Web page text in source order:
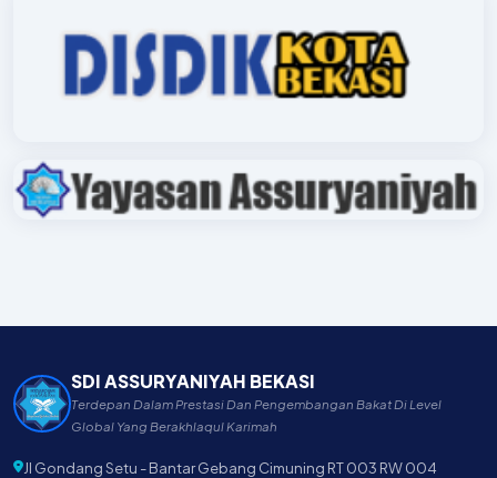
SDI ASSURYANIYAH BEKASI
Terdepan Dalam Prestasi Dan Pengembangan Bakat Di Level
Global Yang Berakhlaqul Karimah
Jl Gondang Setu - Bantar Gebang Cimuning RT 003 RW 004